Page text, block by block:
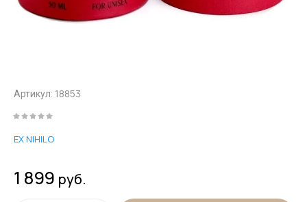
Артикул: 18853
EX NIHILO
1 899 руб.